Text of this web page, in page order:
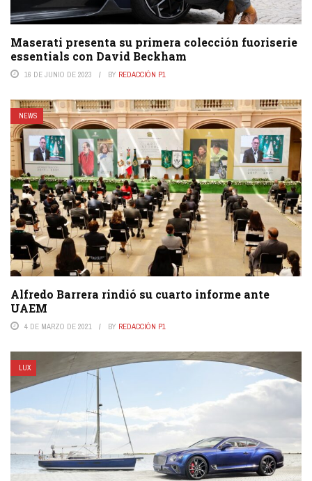
Maserati presenta su primera colección fuoriserie
essentials con David Beckham
16 DE JUNIO DE 2023 BY REDACCIÓN P1
NEWS
Alfredo Barrera rindió su cuarto informe ante
UAEM
4 DE MARZO DE 2021 BY REDACCIÓN P1
LUX